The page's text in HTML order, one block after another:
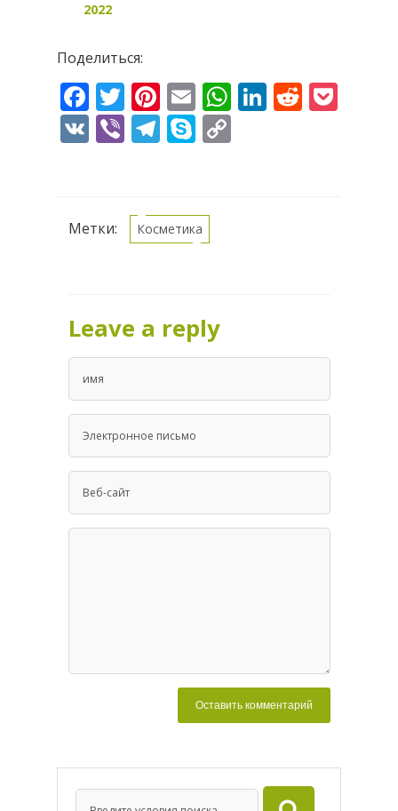
2022
Поделиться:
Facebook
Twitter
Pinterest
EmailWhatsApp
LinkedIn
Reddit
VK ViberTelegram
Skype
Метки: Косметика
Leave a reply